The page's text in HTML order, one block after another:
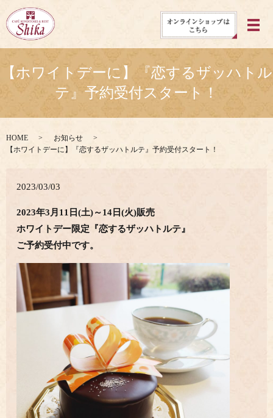
メ
【ホワイトデーに】『恋するザッハトル
テ』予約受付スタート！
HOME
お知らせ
【ホワイトデーに】『恋するザッハトルテ』予約受付スタート！
2023/03/03
2023年3月11日(土)～14日(火)販売
ホワイトデー限定『恋するザッハトルテ』
ご予約受付中です。